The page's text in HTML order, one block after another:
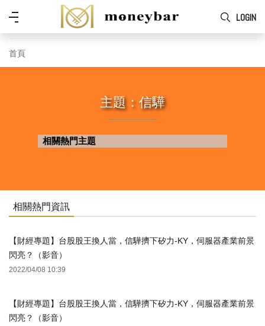
Skip to main content
LOGIN
功
首頁
主題：信驊
相關熱門主題
相關熱門資訊
【財經專題】台股股王換人當，信驊擠下矽力-KY，伺服器產業前景
閃亮？（影音）
2022/04/08 10:39
【財經專題】台股股王換人當，信驊擠下矽力-KY，伺服器產業前景
閃亮？（影音）